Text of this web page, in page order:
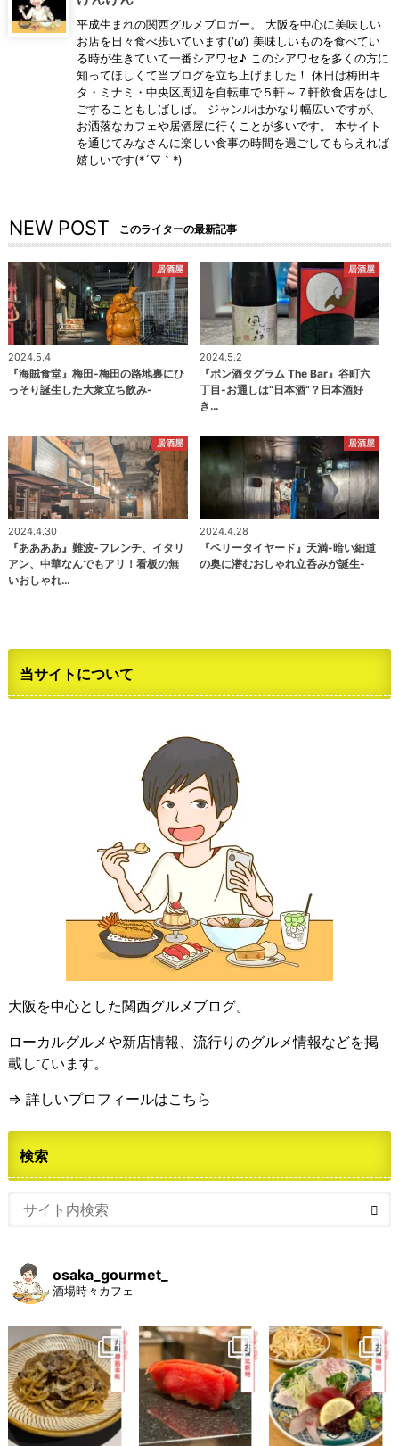
平成生まれの関西グルメブロガー。 大阪を中心に美味しい
お店を日々食べ歩いています(‘ω’) 美味しいものを食べてい
る時が生きていて一番シアワセ♪ このシアワセを多くの方に
知ってほしくて当ブログを立ち上げました！ 休日は梅田キ
タ・ミナミ・中央区周辺を自転車で５軒～７軒飲食店をはし
ごすることもしばしば。 ジャンルはかなり幅広いですが、
お洒落なカフェや居酒屋に行くことが多いです。 本サイト
を通じてみなさんに楽しい食事の時間を過ごしてもらえれば
嬉しいです(*´▽｀*)
NEW POST このライターの最新記事
居酒屋
2024.5.4
『海賊食堂』梅田-梅田の路地裏にひ
っそり誕生した大衆立ち飲み-
居酒屋
2024.5.2
『ポン酒タグラム The Bar』谷町六
丁目-お通しは“日本酒”？日本酒好
き…
居酒屋
2024.4.30
『ああああ』難波-フレンチ、イタリ
アン、中華なんでもアリ！看板の無
いおしゃれ…
居酒屋
2024.4.28
『ベリータイヤード』天満-暗い細道
の奥に潜むおしゃれ立呑みが誕生-
当サイトについて
大阪を中心とした関西グルメブログ。
ローカルグルメや新店情報、流行りのグルメ情報などを掲
載しています。
⇒ 詳しいプロフィールはこちら
検索
osaka_gourmet_
酒場時々カフェ